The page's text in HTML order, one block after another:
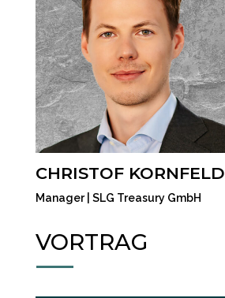
CHRISTOF KORNFELD
Manager | SLG Treasury GmbH
VORTRAG